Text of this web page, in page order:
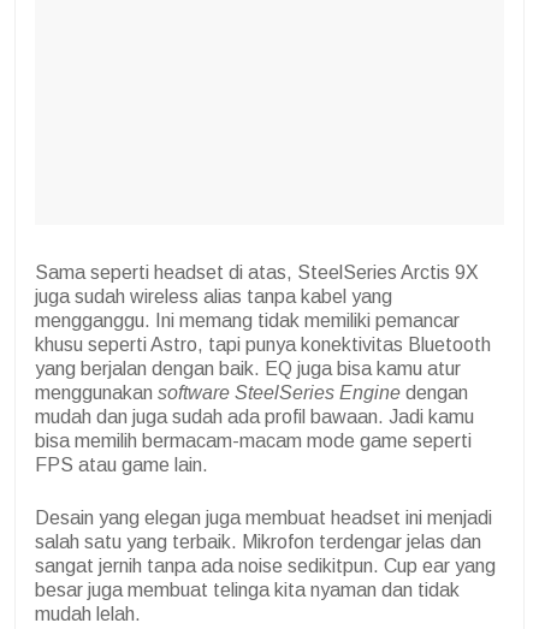
Sama seperti headset di atas, SteelSeries Arctis 9X
juga sudah wireless alias tanpa kabel yang
mengganggu. Ini memang tidak memiliki pemancar
khusu seperti Astro, tapi punya konektivitas Bluetooth
yang berjalan dengan baik. EQ juga bisa kamu atur
menggunakan software SteelSeries Engine dengan
mudah dan juga sudah ada profil bawaan. Jadi kamu
bisa memilih bermacam-macam mode game seperti
FPS atau game lain.
Desain yang elegan juga membuat headset ini menjadi
salah satu yang terbaik. Mikrofon terdengar jelas dan
sangat jernih tanpa ada noise sedikitpun. Cup ear yang
besar juga membuat telinga kita nyaman dan tidak
mudah lelah.